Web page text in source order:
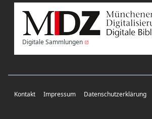
Digitale Sammlungen
Kontakt Impressum Datenschutzerklärung